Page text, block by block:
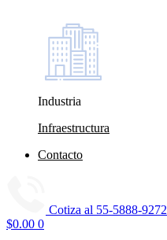
Industria
Infraestructura
Contacto
Cotiza al 55-5888-9272
$0.00 0